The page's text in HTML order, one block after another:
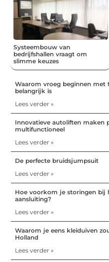
Systeembouw van
bedrijfshallen vraagt om
slimme keuzes
Waarom vroeg beginnen met
belangrijk is
Lees verder »
Innovatieve autoliften maken
multifunctioneel
Lees verder »
De perfecte bruidsjumpsuit
Lees verder »
Hoe voorkom je storingen bij
aansluiting?
Lees verder »
Waarom je eens kleiduiven
Holland
Lees verder »